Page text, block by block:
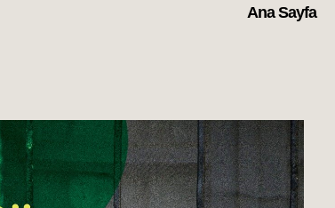
Ana Sayfa